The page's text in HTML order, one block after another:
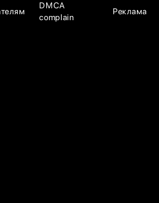
DMCA
complain
Реклама